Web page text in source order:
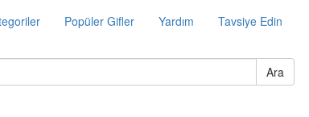
Popüler Gifler Yardım Tavsiye Edin
Ara